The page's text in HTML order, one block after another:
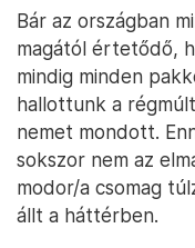
Bár az országban
magától értetődő,
mindig minden
hallottunk a
nemet mondott.
sokszor nem az
modor/a csomag
állt a háttérben.